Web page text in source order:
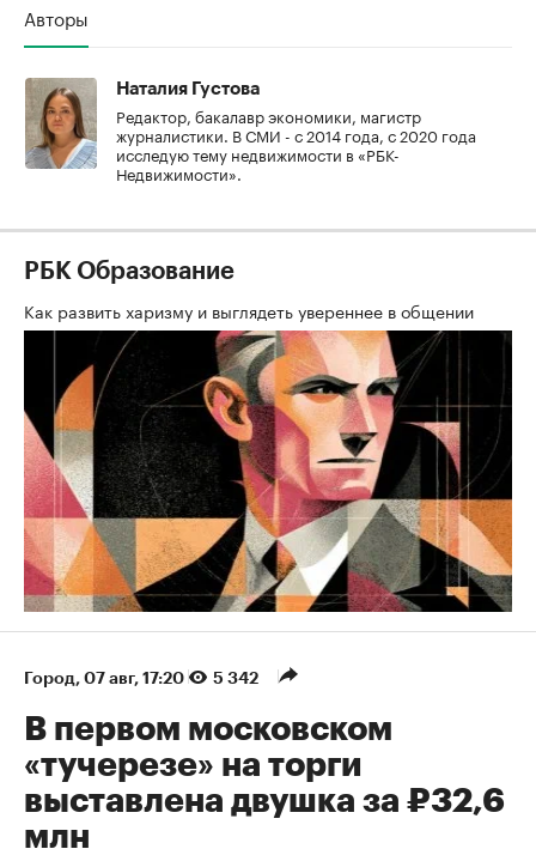
Авторы
Наталия Густова
Редактор, бакалавр экономики, магистр
журналистики. В СМИ - с 2014 года, с 2020 года
исследую тему недвижимости в «РБК-
Недвижимости».
РБК Образование
Как развить харизму и выглядеть увереннее в общении
Город 07 авг, 17:20 5 342
В первом московском
«тучерезе» на торги
выставлена двушка за ₽32,6
млн